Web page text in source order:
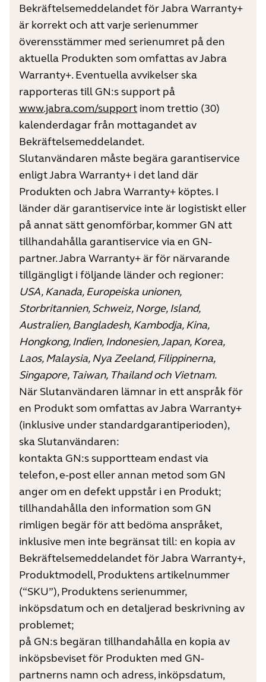
Bekräftelsemeddelandet för Jabra Warranty+
är korrekt och att varje serienummer
överensstämmer med serienumret på den
aktuella Produkten som omfattas av Jabra
Warranty+. Eventuella avvikelser ska
rapporteras till GN:s support på
www.jabra.com/support inom trettio (30)
kalenderdagar från mottagandet av
Bekräftelsemeddelandet.
Slutanvändaren måste begära garantiservice
enligt Jabra Warranty+ i det land där
Produkten och Jabra Warranty+ köptes. I
länder där garantiservice inte är logistiskt eller
på annat sätt genomförbar, kommer GN att
tillhandahålla garantiservice via en GN-
partner. Jabra Warranty+ är för närvarande
tillgängligt i följande länder och regioner:
USA, Kanada, Europeiska unionen,
Storbritannien, Schweiz, Norge, Island,
Australien, Bangladesh, Kambodja, Kina,
Hongkong, Indien, Indonesien, Japan, Korea,
Laos, Malaysia, Nya Zeeland, Filippinerna,
Singapore, Taiwan, Thailand och Vietnam.
När Slutanvändaren lämnar in ett anspråk för
en Produkt som omfattas av Jabra Warranty+
(inklusive under standardgarantiperioden),
ska Slutanvändaren:
kontakta GN:s supportteam endast via
telefon, e-post eller annan metod som GN
anger om en defekt uppstår i en Produkt;
tillhandahålla den information som GN
rimligen begär för att bedöma anspråket,
inklusive men inte begränsat till: en kopia av
Bekräftelsemeddelandet för Jabra Warranty+,
Produktmodell, Produktens artikelnummer
(“SKU”), Produktens serienummer,
inköpsdatum och en detaljerad beskrivning av
problemet;
på GN:s begäran tillhandahålla en kopia av
inköpsbeviset för Produkten med GN-
partnerns namn och adress, inköpsdatum,